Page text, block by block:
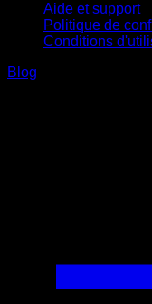
Aide et support
Politique de
Conditions
Blog